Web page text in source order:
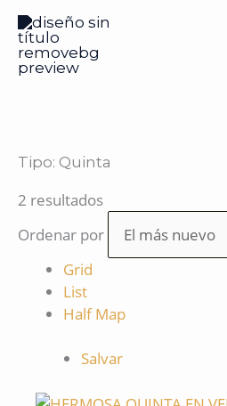
contenido
Tipo: Quinta
2 resultados
Ordenar por
Grid
List
Half Map
Salvar